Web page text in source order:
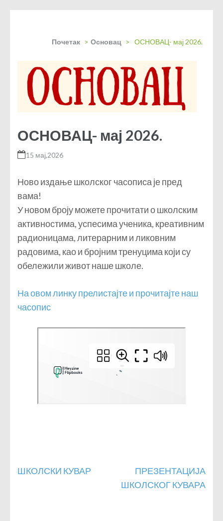
Почетак > Основац > ОСНОВАЦ- мај 2026.
ОСНОВАЦ- мај 2026.
15 мај,2026
Ново издање школског часописа је пред
вама!
У новом броју можете прочитати о школским
активностима, успесима ученика, креативним
радионицама, литерарним и ликовним
радовима, као и бројним тренуцима који су
обележили живот наше школе.
На овом линку прелистајте и прочитајте наш
часопис
Кретање
ШКОЛСКИ КУВАР
ПРЕЗЕНТАЦИЈА
ШКОЛСКОГ КУВАРА